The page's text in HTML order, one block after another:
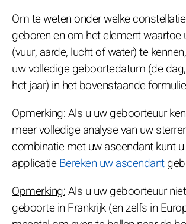
Om te weten onder welke
geboren en om het element waartoe
(vuur, aarde, lucht of water) te
uw volledige geboortedatum (de
het jaar) in het bovenstaande
Opmerking:Als u uw geboorteuur
meer volledige analyse van uw
combinatie met uw ascendant kunt
applicatieBereken uw ascendant
Opmerking:Als u uw geboorteuur
geboorte in Frankrijk (en zelfs in